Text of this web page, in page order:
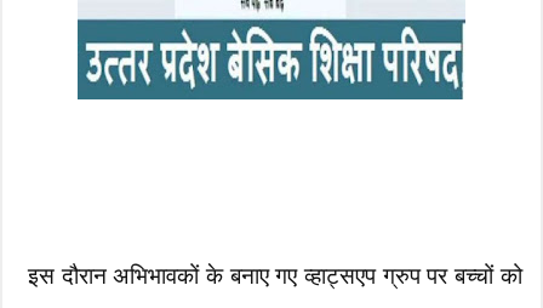
इस दौरान अभिभावकों के बनाए गए व्हाट्सएप ग्रुप पर बच्चों को